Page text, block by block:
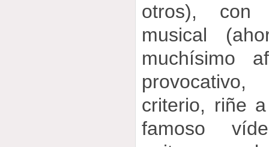
otros), con
musical
muchísimo
criterio, riñe
famoso